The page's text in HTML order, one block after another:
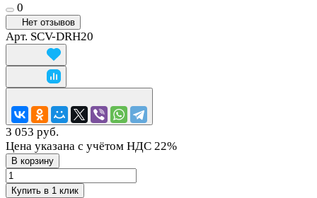
0
Нет отзывов
Арт. SCV-DRH20
3 053 руб.
Цена указана с учётом НДС 22%
В корзину
Купить в 1 клик